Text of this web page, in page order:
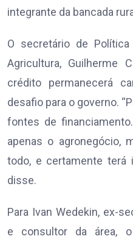
integrante da bancada
O secretário de
Agricultura, Guilherme
crédito permanecerá
desafio para o governo.
fontes de
apenas o agronegócio,
todo, e certamente terá
disse.
Para Ivan Wedekin, ex-
e consultor da área,